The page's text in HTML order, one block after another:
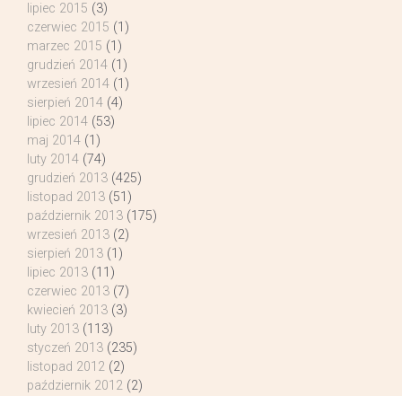
lipiec 2015 (3)
czerwiec 2015 (1)
marzec 2015 (1)
grudzień 2014 (1)
wrzesień 2014 (1)
sierpień 2014 (4)
lipiec 2014 (53)
maj 2014 (1)
luty 2014 (74)
grudzień 2013 (425)
listopad 2013 (51)
październik 2013 (175)
wrzesień 2013 (2)
sierpień 2013 (1)
lipiec 2013 (11)
czerwiec 2013 (7)
kwiecień 2013 (3)
luty 2013 (113)
styczeń 2013 (235)
listopad 2012 (2)
październik 2012 (2)